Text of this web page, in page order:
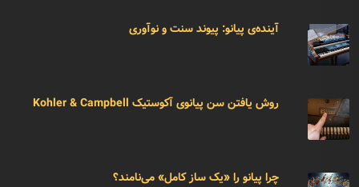
آینده‌ی پیانو: پیوند سنت و نوآوری
روش یافتن سن پیانوی آکوستیک Kohler & Campbell
چرا پیانو را «یک ساز کامل» می‌نامند؟